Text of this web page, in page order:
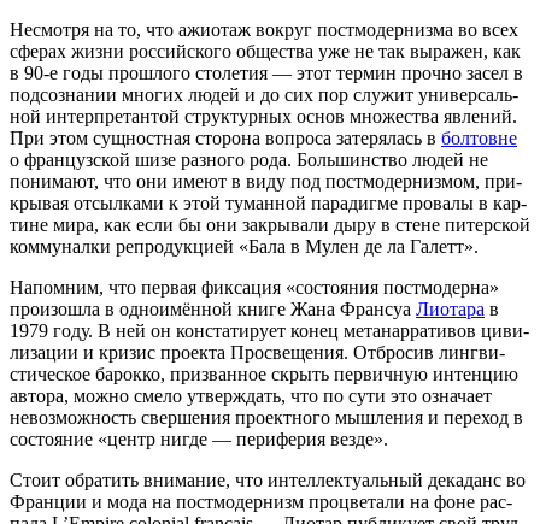
Несмот­ря на то, что ажи­о­таж вокруг пост­мо­дер­низ­ма во всех
сфе­рах жиз­ни рос­сий­ско­го обще­ства уже не так выра­жен, как
в 90‑е годы про­шло­го сто­ле­тия — этот тер­мин проч­но засел в
под­со­зна­нии мно­гих людей и до сих пор слу­жит уни­вер­саль­
ной интер­пре­тан­той струк­тур­ных основ мно­же­ства явле­ний.
При этом сущ­ност­ная сто­ро­на вопро­са зате­ря­лась в бол­товне
о фран­цуз­ской шизе раз­но­го рода. Боль­шин­ство людей не
пони­ма­ют, что они име­ют в виду под пост­мо­дер­низ­мом, при­
кры­вая отсыл­ка­ми к этой туман­ной пара­диг­ме про­ва­лы в кар­
тине мира, как если бы они закры­ва­ли дыру в стене питер­ской
ком­му­нал­ки репро­дук­ци­ей «Бала в Мулен де ла Галетт».
Напом­ним, что пер­вая фик­са­ция «состо­я­ния пост­мо­дер­на»
про­изо­шла в одно­имён­ной кни­ге Жана Фран­с­уа Лио­та­ра в
1979 году. В ней он кон­ста­ти­ру­ет конец мета­нар­ра­ти­вов циви­
ли­за­ции и кри­зис про­ек­та Про­све­ще­ния. Отбро­сив линг­ви­
сти­че­ское барок­ко, при­зван­ное скрыть пер­вич­ную интен­цию
авто­ра, мож­но сме­ло утвер­ждать, что по сути это озна­ча­ет
невоз­мож­ность свер­ше­ния про­ект­но­го мыш­ле­ния и пере­ход в
состо­я­ние «центр нигде — пери­фе­рия везде».
Сто­ит обра­тить вни­ма­ние, что интел­лек­ту­аль­ный дека­данс во
Фран­ции и мода на пост­мо­дер­низм про­цве­та­ли на фоне рас­